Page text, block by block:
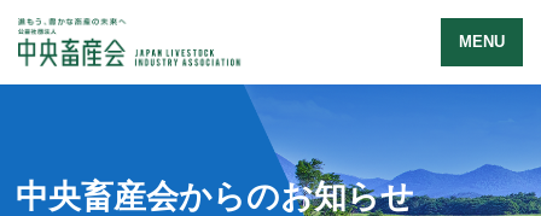
MENU
中央畜産会からのお知らせ